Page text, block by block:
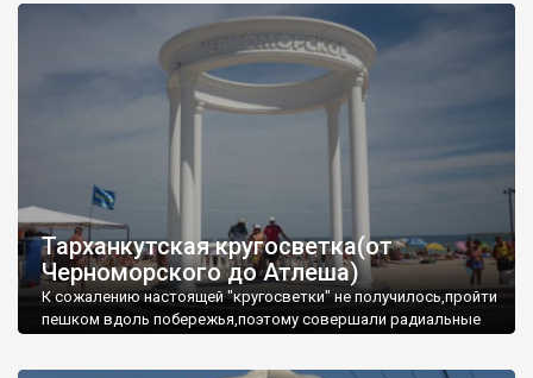
Тарханкутская кругосветка(от
Черноморского до Атлеша)
К сожалению настоящей "кругосветки" не получилось,пройти
пешком вдоль побережья,поэтому совершали радиальные